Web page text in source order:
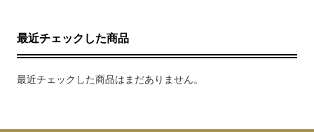
最近チェックした商品
最近チェックした商品はまだありません。